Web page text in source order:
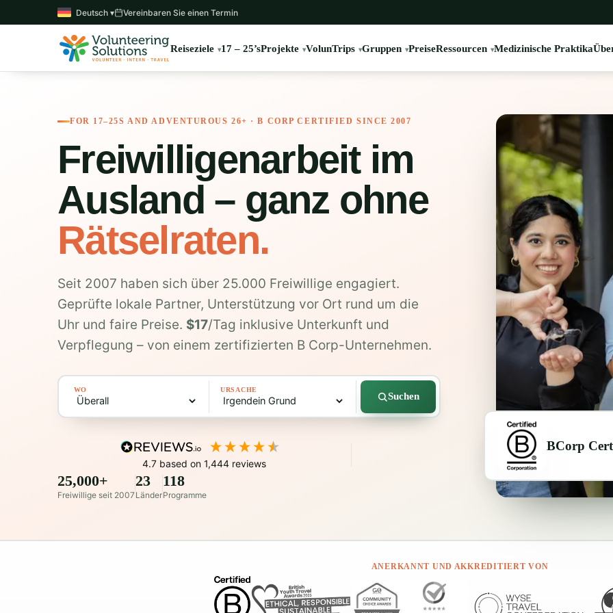
Deutsch ▾ Vereinbaren Sie einen Termin
Reiseziele 17 – 25’sProjekte VolunTrips Gruppen PreiseRessourcen Medizinische Praktika
FOR 17–25S AND ADVENTUROUS 26+ · B CORP CERTIFIED SINCE 2007
Freiwilligenarbeit im
Ausland – ganz ohne
Rätselraten.
Seit 2007 haben sich über 25.000 Freiwillige engagiert.
Geprüfte lokale Partner, Unterstützung vor Ort rund um die
Uhr und faire Preise. $17/Tag inklusive Unterkunft und
Verpflegung – von einem zertifizierten B Corp-Unternehmen.
WO URSACHE
Suchen
4.7 based on 1,444reviews
25,000+
Freiwillige seit 2007
23
Länder
118
Programme
BCorp
ANERKANNT UND AKKREDITIERT VON